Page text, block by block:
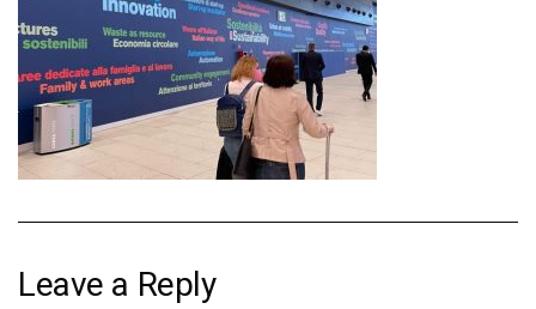
Leave a Reply